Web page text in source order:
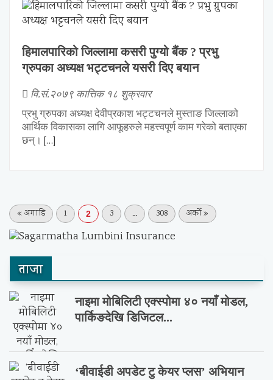
हिमालपारिको जिल्लामा कसरी पुग्यो बैंक ? प्रभु
ग्रुपका अध्यक्ष भट्टचनले यसरी दिए बयान
वि.सं.२०७९ कात्तिक १८ शुक्रवार
प्रभु ग्रुपका अध्यक्ष देवीप्रकाश भट्टचनले मुस्ताङ जिल्लाको
आर्थिक विकासका लागि आफूहरुले महत्त्वपूर्ण काम गरेको बताएका
छन्। […]
« अगाडि 1 2 3 … 308 अर्को »
ताजा
नाइमा मोबिलिटी एक्स्पोमा ४० नयाँ मोडल,
पार्किङदेखि डिजिटल...
‘बीवाईडी अपडेट टु केयर प्लस’ अभियान